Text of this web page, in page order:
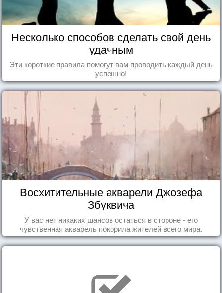
Несколько способов сделать свой день
удачным
Эти короткие правила помогут вам проводить каждый день
успешно!
Восхитительные акварели Джозефа
Збуквича
У вас нет никаких шансов остаться в стороне - его
чувственная акварель покорила жителей всего мира.